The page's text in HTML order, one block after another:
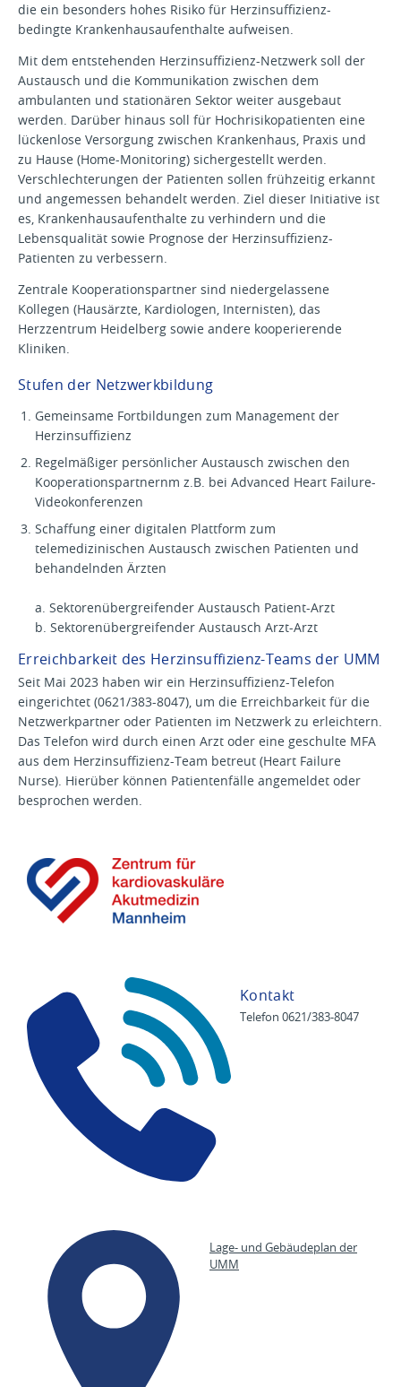
die ein besonders hohes Risiko für Herzinsuffizienz-
bedingte Krankenhausaufenthalte aufweisen.
Mit dem entstehenden Herzinsuffizienz-Netzwerk soll der
Austausch und die Kommunikation zwischen dem
ambulanten und stationären Sektor weiter ausgebaut
werden. Darüber hinaus soll für Hochrisikopatienten eine
lückenlose Versorgung zwischen Krankenhaus, Praxis und
zu Hause (Home-Monitoring) sichergestellt werden.
Verschlechterungen der Patienten sollen frühzeitig erkannt
und angemessen behandelt werden. Ziel dieser Initiative ist
es, Krankenhausaufenthalte zu verhindern und die
Lebensqualität sowie Prognose der Herzinsuffizienz-
Patienten zu verbessern.
Zentrale Kooperationspartner sind niedergelassene
Kollegen (Hausärzte, Kardiologen, Internisten), das
Herzzentrum Heidelberg sowie andere kooperierende
Kliniken.
Stufen der Netzwerkbildung
Gemeinsame Fortbildungen zum Management der
Herzinsuffizienz
Regelmäßiger persönlicher Austausch zwischen den
Kooperationspartnernm z.B. bei Advanced Heart Failure-
Videokonferenzen
Schaffung einer digitalen Plattform zum
telemedizinischen Austausch zwischen Patienten und
behandelnden Ärzten
a. Sektorenübergreifender Austausch Patient-Arzt
b. Sektorenübergreifender Austausch Arzt-Arzt
Erreichbarkeit des Herzinsuffizienz-Teams der UMM
Seit Mai 2023 haben wir ein Herzinsuffizienz-Telefon
eingerichtet (0621/383-8047), um die Erreichbarkeit für die
Netzwerkpartner oder Patienten im Netzwerk zu erleichtern.
Das Telefon wird durch einen Arzt oder eine geschulte MFA
aus dem Herzinsuffizienz-Team betreut (Heart Failure
Nurse). Hierüber können Patientenfälle angemeldet oder
besprochen werden.
Kontakt
Telefon 0621/383-8047
Lage- und Gebäudeplan der
UMM